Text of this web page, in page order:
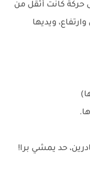
حركة كانت أثقل من
ويديها
حد يمشي برا!